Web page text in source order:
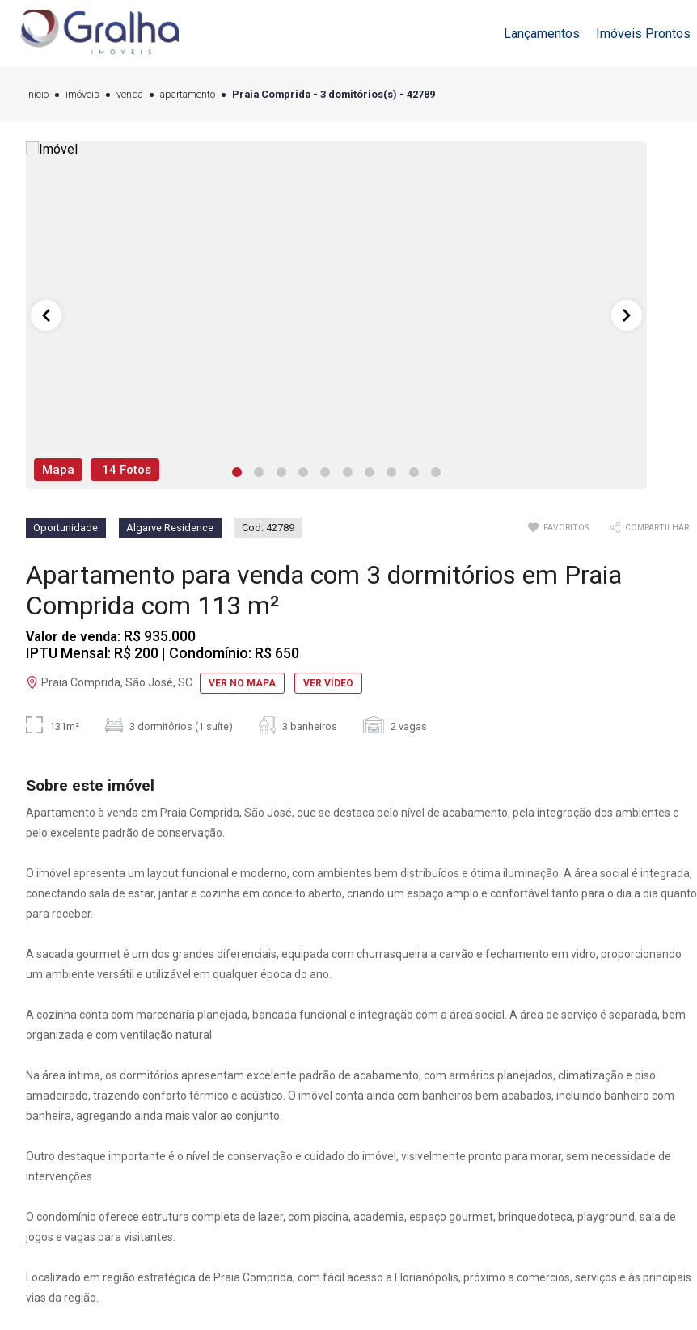
Lançamentos Imóveis Prontos
Início imóveis venda apartamento Praia Comprida - 3 domitórios(s) - 42789
Mapa 14 Fotos
Oportunidade Algarve Residence Cod: 42789 FAVORITOS COMPARTILHAR
Apartamento para venda com 3 dormitórios em Praia
Comprida com 113 m²
Valor de venda: R$ 935.000
IPTU Mensal: R$ 200 | Condomínio: R$ 650
Praia Comprida, São José, SC VER NO MAPA VER VÍDEO
131m² 3 dormitórios (1 suíte) 3 banheiros 2 vagas
Sobre este imóvel
Apartamento à venda em Praia Comprida, São José, que se destaca pelo nível de acabamento, pela integração dos ambientes e
pelo excelente padrão de conservação.
O imóvel apresenta um layout funcional e moderno, com ambientes bem distribuídos e ótima iluminação. A área social é integrada,
conectando sala de estar, jantar e cozinha em conceito aberto, criando um espaço amplo e confortável tanto para o dia a dia quanto
para receber.
A sacada gourmet é um dos grandes diferenciais, equipada com churrasqueira a carvão e fechamento em vidro, proporcionando
um ambiente versátil e utilizável em qualquer época do ano.
A cozinha conta com marcenaria planejada, bancada funcional e integração com a área social. A área de serviço é separada, bem
organizada e com ventilação natural.
Na área íntima, os dormitórios apresentam excelente padrão de acabamento, com armários planejados, climatização e piso
amadeirado, trazendo conforto térmico e acústico. O imóvel conta ainda com banheiros bem acabados, incluindo banheiro com
banheira, agregando ainda mais valor ao conjunto.
Outro destaque importante é o nível de conservação e cuidado do imóvel, visivelmente pronto para morar, sem necessidade de
intervenções.
O condomínio oferece estrutura completa de lazer, com piscina, academia, espaço gourmet, brinquedoteca, playground, sala de
jogos e vagas para visitantes.
Localizado em região estratégica de Praia Comprida, com fácil acesso a Florianópolis, próximo a comércios, serviços e às principais
vias da região.